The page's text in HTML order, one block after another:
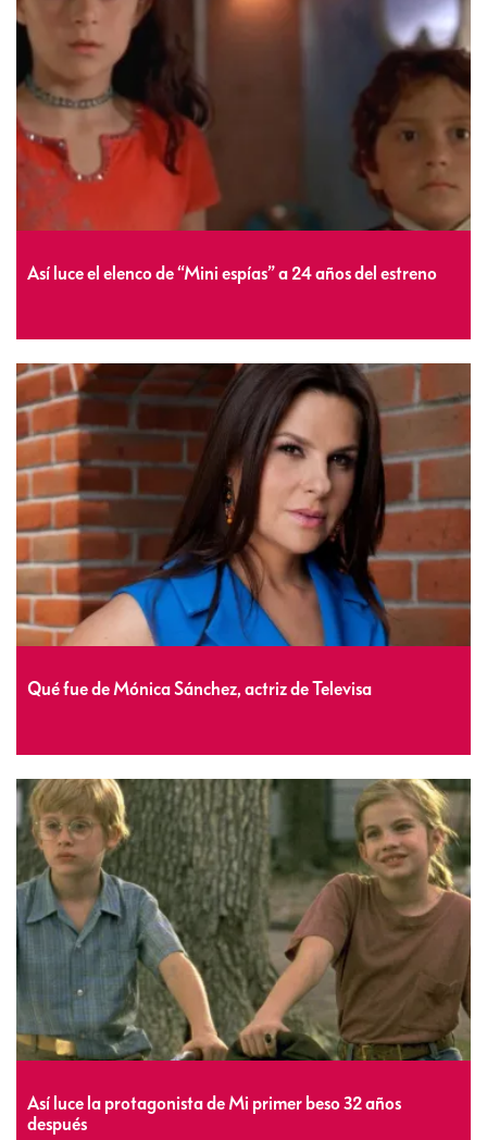
Así luce el elenco de “Mini espías” a 24 años del estreno
Qué fue de Mónica Sánchez, actriz de Televisa
Así luce la protagonista de Mi primer beso 32 años
después